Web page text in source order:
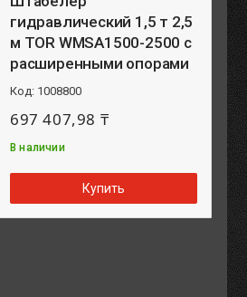
гидравлический 1,5 т 2,5
м TOR WMSA1500-2500 с
расширенными опорами
1008800
697 407,98 ₸
В наличии
Купить